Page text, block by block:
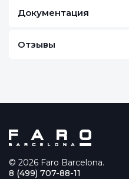
Документация
Отзывы
© 2026 Faro Barcelona.
8 (499) 707-88-11